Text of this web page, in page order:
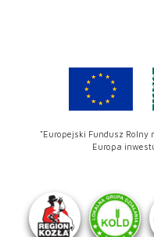
"Europejski Fundusz Rolny
Europa